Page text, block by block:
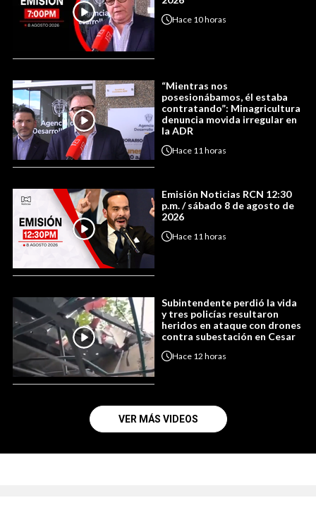
Hace 10 horas
“Mientras nos
posesionábamos, él estaba
contratando”: Minagricultura
denuncia movida irregular en
la ADR
Hace 11 horas
Emisión Noticias RCN 12:30
p.m. / sábado 8 de agosto de
2026
Hace 11 horas
Subintendente perdió la vida
y tres policías resultaron
heridos en ataque con drones
contra subestación en Cesar
Hace 12 horas
VER MÁS VIDEOS